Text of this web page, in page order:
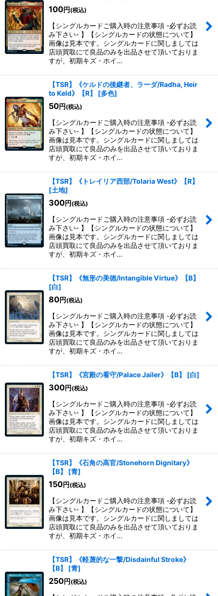
100円 (税込)
【シングルカードご購入時の注意事項 -必ずお読
み下さい- 】【シングルカードの状態について】
画像は見本です。シングルカードに関しましては
店頭買取にて良品のみを出品させて頂いておりま
すが、初期キズ・ホイ…
【TSR】《ケルドの後継者、ラーダ/Radha, Heir
to Keld》【R】
[多色]
50円 (税込)
【シングルカードご購入時の注意事項 -必ずお読
み下さい- 】【シングルカードの状態について】
画像は見本です。シングルカードに関しましては
店頭買取にて良品のみを出品させて頂いておりま
すが、初期キズ・ホイ…
【TSR】《トレイリア西部/Tolaria West》【R】
[土地]
300円 (税込)
【シングルカードご購入時の注意事項 -必ずお読
み下さい- 】【シングルカードの状態について】
画像は見本です。シングルカードに関しましては
店頭買取にて良品のみを出品させて頂いておりま
すが、初期キズ・ホイ…
【TSR】《無形の美徳/Intangible Virtue》【B】
[白]
80円 (税込)
【シングルカードご購入時の注意事項 -必ずお読
み下さい- 】【シングルカードの状態について】
画像は見本です。シングルカードに関しましては
店頭買取にて良品のみを出品させて頂いておりま
すが、初期キズ・ホイ…
【TSR】《宮殿の看守/Palace Jailer》【B】 [白]
300円 (税込)
【シングルカードご購入時の注意事項 -必ずお読
み下さい- 】【シングルカードの状態について】
画像は見本です。シングルカードに関しましては
店頭買取にて良品のみを出品させて頂いておりま
すが、初期キズ・ホイ…
【TSR】《石角の高官/Stonehorn Dignitary》
【B】
[青]
150円 (税込)
【シングルカードご購入時の注意事項 -必ずお読
み下さい- 】【シングルカードの状態について】
画像は見本です。シングルカードに関しましては
店頭買取にて良品のみを出品させて頂いておりま
すが、初期キズ・ホイ…
【TSR】《軽蔑的な一撃/Disdainful Stroke》
【B】
[青]
250円 (税込)